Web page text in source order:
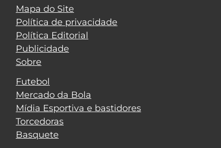
Mapa do Site
Política de privacidade
Política Editorial
Publicidade
Sobre
Futebol
Mercado da Bola
Mídia Esportiva e bastidores
Torcedoras
Basquete